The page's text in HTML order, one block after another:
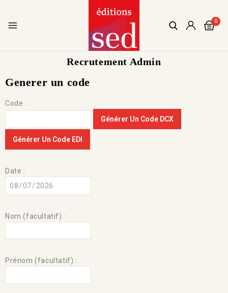
0
Recrutement Admin
Generer un code
Code :
Générer Un Code DCX
Générer Un Code EDI
Date :
Nom (facultatif) :
Prénom (facultatif) :